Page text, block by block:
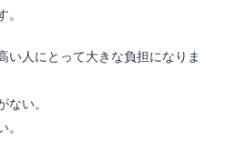
い人にとって大きな負担になりま
い。